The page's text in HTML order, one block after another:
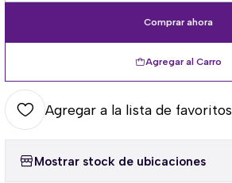
Agregar al Carro
Comprar ahora
Agregar a la lista de favoritos
Mostrar stock de ubicaciones